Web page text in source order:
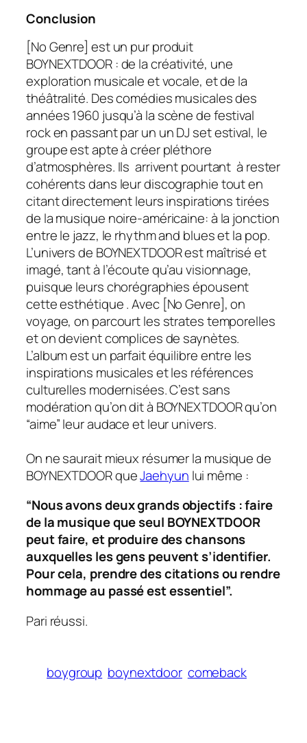
Conclusion
[No Genre] est un pur produit
BOYNEXTDOOR : de la créativité, une
exploration musicale et vocale, et de la
théâtralité. Des comédies musicales des
années 1960 jusqu’à la scène de festival
rock en passant par un un DJ set estival, le
groupe est apte à créer pléthore
d’atmosphères. Ils arrivent pourtant à rester
cohérents dans leur discographie tout en
citant directement leurs inspirations tirées
de la musique noire-américaine: à la jonction
entre le jazz, le rhythm and blues et la pop.
L’univers de BOYNEXTDOOR est maîtrisé et
imagé, tant à l’écoute qu’au visionnage,
puisque leurs chorégraphies épousent
cette esthétique . Avec [No Genre],on
voyage, on parcourt les strates temporelles
et on devient complices de saynètes.
L’album est un parfait équilibre entre les
inspirations musicales et les références
culturelles modernisées. C’est sans
modération qu’on dit à BOYNEXTDOOR qu’on
“aime” leur audace et leur univers.
On ne saurait mieux résumer la musique de
BOYNEXTDOOR queJaehyun lui même :
“Nous avons deux grands objectifs : faire
de la musique que seul BOYNEXTDOOR
peut faire, et produire des chansons
auxquelles les gens peuvent s’identifier.
Pour cela, prendre des citations ou rendre
hommage au passé est essentiel”.
Pari réussi.
boygroup boynextdoor comeback